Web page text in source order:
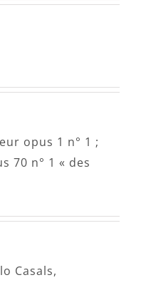
opus 1 n° 1 ;
70 n° 1 « des
Casals,